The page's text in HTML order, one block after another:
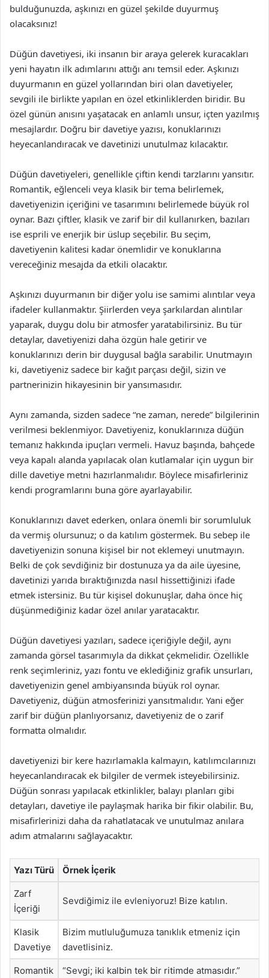
bulduğunuzda, aşkınızı en güzel şekilde duyurmuş
olacaksınız!
Düğün davetiyesi, iki insanın bir araya gelerek kuracakları
yeni hayatın ilk adımlarını attığı anı temsil eder. Aşkınızı
duyurmanın en güzel yollarından biri olan davetiyeler,
sevgili ile birlikte yapılan en özel etkinliklerden biridir. Bu
özel günün anısını yaşatacak en anlamlı unsur, içten yazılmış
mesajlardır. Doğru bir davetiye yazısı, konuklarınızı
heyecanlandıracak ve davetinizi unutulmaz kılacaktır.
Düğün davetiyeleri, genellikle çiftin kendi tarzlarını yansıtır.
Romantik, eğlenceli veya klasik bir tema belirlemek,
davetiyenizin içeriğini ve tasarımını belirlemede büyük rol
oynar. Bazı çiftler, klasik ve zarif bir dil kullanırken, bazıları
ise esprili ve enerjik bir üslup seçebilir. Bu seçim,
davetiyenin kalitesi kadar önemlidir ve konuklarına
vereceğiniz mesajda da etkili olacaktır.
Aşkınızı duyurmanın bir diğer yolu ise samimi alıntılar veya
ifadeler kullanmaktır. Şiirlerden veya şarkılardan alıntılar
yaparak, duygu dolu bir atmosfer yaratabilirsiniz. Bu tür
detaylar, davetiyenizi daha özgün hale getirir ve
konuklarınızı derin bir duygusal bağla sarabilir. Unutmayın
ki, davetiyeniz sadece bir kağıt parçası değil, sizin ve
partnerinizin hikayesinin bir yansımasıdır.
Aynı zamanda, sizden sadece “ne zaman, nerede” bilgilerinin
verilmesi beklenmiyor. Davetiyeniz, konuklarınıza düğün
temanız hakkında ipuçları vermeli. Havuz başında, bahçede
veya kapalı alanda yapılacak olan kutlamalar için uygun bir
dille davetiye metni hazırlanmalıdır. Böylece misafirleriniz
kendi programlarını buna göre ayarlayabilir.
Konuklarınızı davet ederken, onlara önemli bir sorumluluk
da vermiş olursunuz; o da katılım göstermek. Bu sebep ile
davetiyenizin sonuna kişisel bir not eklemeyi unutmayın.
Belki de çok sevdiğiniz bir dostunuza ya da aile üyesine,
davetinizi yarıda bıraktığınızda nasıl hissettiğinizi ifade
etmek istersiniz. Bu tür kişisel dokunuşlar, daha önce hiç
düşünmediğiniz kadar özel anılar yaratacaktır.
Düğün davetiyesi yazıları, sadece içeriğiyle değil, aynı
zamanda görsel tasarımıyla da dikkat çekmelidir. Özellikle
renk seçimleriniz, yazı fontu ve eklediğiniz grafik unsurları,
davetiyenizin genel ambiyansında büyük rol oynar.
Davetiyeniz, düğün atmosferinizi yansıtmalıdır. Yani eğer
zarif bir düğün planlıyorsanız, davetiyeniz de o zarif
formatta olmalıdır.
davetiyenizi bir kere hazırlamakla kalmayın, katılımcılarınızı
heyecanlandıracak ek bilgiler de vermek isteyebilirsiniz.
Düğün sonrası yapılacak etkinlikler, balayı planları gibi
detayları, davetiye ile paylaşmak harika bir fikir olabilir. Bu,
misafirlerinizi daha da rahatlatacak ve unutulmaz anılara
adım atmalarını sağlayacaktır.
Yazı Türü Örnek İçerik
Zarf
İçeriği
Sevdiğimiz ile evleniyoruz! Bize katılın.
Klasik
Davetiye
Bizim mutluluğumuza tanıklık etmeniz için
davetlisiniz.
Romantik
“Sevgi; iki kalbin tek bir ritimde atmasıdır.”